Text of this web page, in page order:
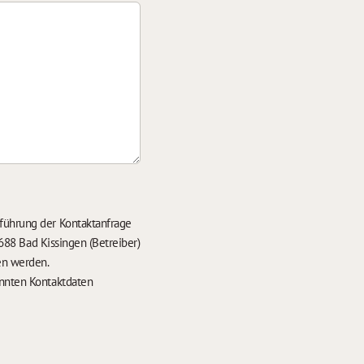
der Kontaktanfrage
Bad Kissingen (Betreiber)
werden.
Kontaktdaten